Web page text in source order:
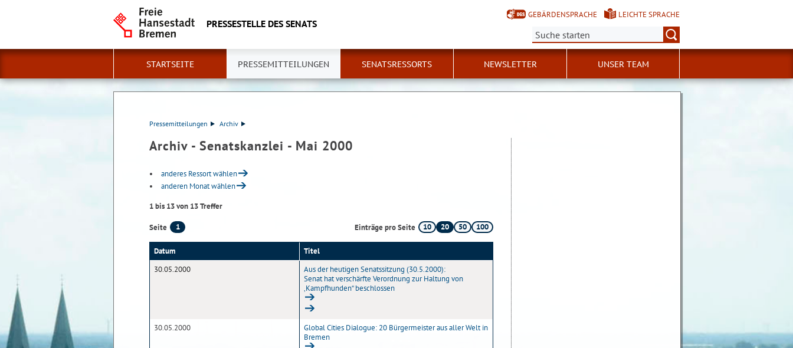
PRESSESTELLE DES SENATS
GEBÄRDENSPRACHE
LEICHTE SPRACHE
Suche:
STARTSEITE PRESSEMITTEILUNGEN SENATSRESSORTS NEWSLETTER UNSER TEAM
Pressemitteilungen Archiv
Archiv - Senatskanzlei - Mai 2000
anderes Ressort wählen
anderen Monat wählen
1 bis 13 von 13 Treffer
Seite 1 Einträge pro Seite 10 20 50 100
Datum
Titel
30.05.2000
Aus der heutigen Senatssitzung (30.5.2000):
Senat hat verschärfte Verordnung zur Haltung von
‚Kampfhunden“ beschlossen
30.05.2000
Global Cities Dialogue: 20 Bürgermeister aus aller Welt in
Bremen